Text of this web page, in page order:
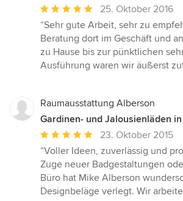
Durchschnittliche
Bewertung:
5
von
5
25. Oktober 2016
“Sehr gute Arbeit, sehr zu
Beratung dort im Geschäft und
zu Hause bis zur pünktlichen
Ausführung waren wir äußerst
Raumausstattung Alberson
Gardinen- und Jalousienläden in
Durchschnittliche
Bewertung:
5
von
5
23. Oktober 2015
“Voller Ideen, zuverlässig und
Zuge neuer Badgestaltungen
Büro hat Mike Alberson
Designbeläge verlegt. Wir